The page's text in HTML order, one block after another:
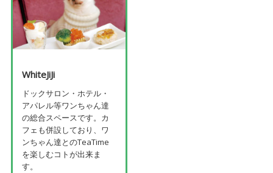
WhiteJiJi
ドックサロン・ホテル・
アパレル等ワンちゃん達
の総合スペースです。カ
フェも併設しており、ワ
ンちゃん達とのTeaTime
を楽しむコトが出来ま
す。